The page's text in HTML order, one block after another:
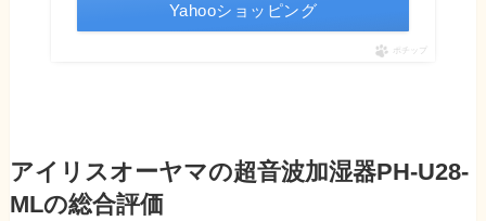
Yahooショッピング
ポチップ
アイリスオーヤマの超音波加湿器PH-U28-
MLの総合評価